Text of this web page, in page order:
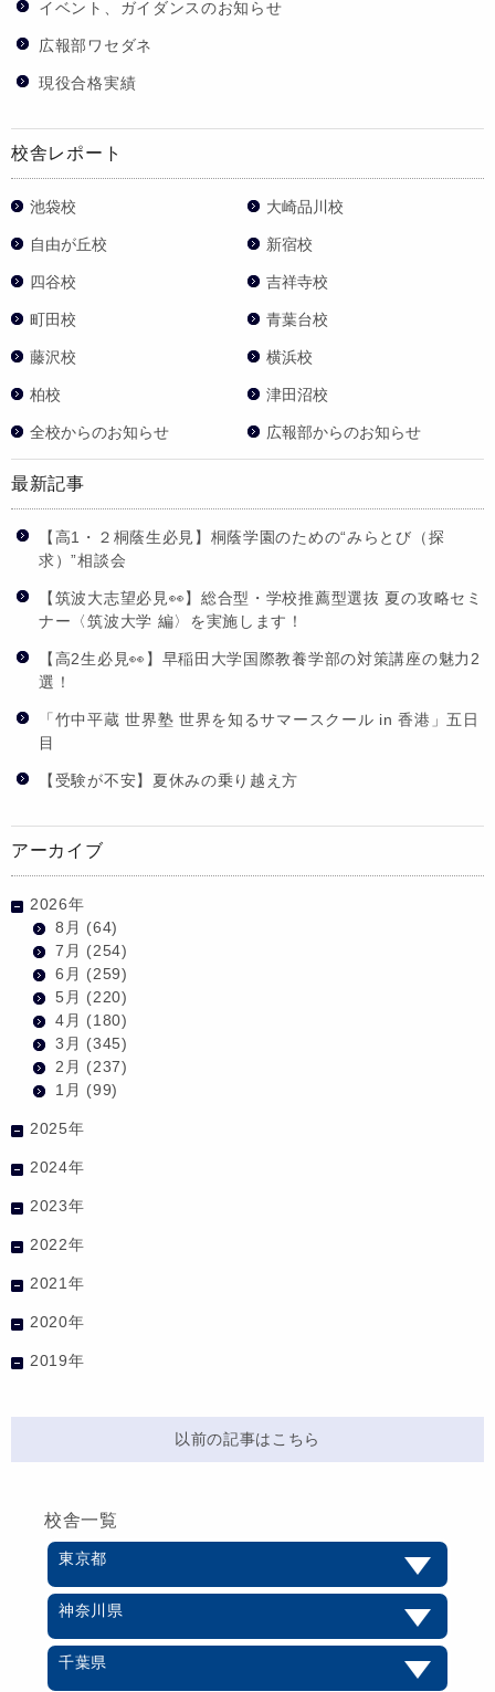
イベント、ガイダンスのお知らせ
広報部ワセダネ
現役合格実績
校舎レポート
池袋校 大崎品川校
自由が丘校 新宿校
四谷校 吉祥寺校
町田校 青葉台校
藤沢校 横浜校
柏校 津田沼校
全校からのお知らせ 広報部からのお知らせ
最新記事
【高1・２桐蔭生必見】桐蔭学園のための“みらとび（探
求）”相談会
【筑波大志望必見👀】総合型・学校推薦型選抜 夏の攻略セミ
ナー〈筑波大学 編〉を実施します！
【高2生必見👀】早稲田大学国際教養学部の対策講座の魅力2
選！
「竹中平蔵 世界塾 世界を知るサマースクール in 香港」五日
目
【受験が不安】夏休みの乗り越え方
アーカイブ
2026年
8月 (64)
7月 (254)
6月 (259)
5月 (220)
4月 (180)
3月 (345)
2月 (237)
1月 (99)
2025年
2024年
2023年
2022年
2021年
2020年
2019年
以前の記事はこちら
校舎一覧
東京都
神奈川県
千葉県